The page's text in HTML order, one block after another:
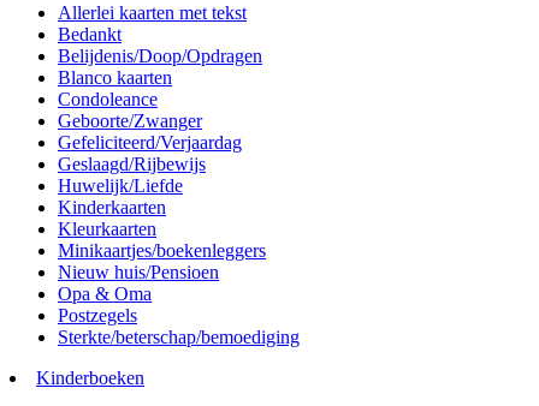
Allerlei kaarten met tekst
Bedankt
Belijdenis/Doop/Opdragen
Blanco kaarten
Condoleance
Geboorte/Zwanger
Gefeliciteerd/Verjaardag
Geslaagd/Rijbewijs
Huwelijk/Liefde
Kinderkaarten
Kleurkaarten
Minikaartjes/boekenleggers
Nieuw huis/Pensioen
Opa & Oma
Postzegels
Sterkte/beterschap/bemoediging
Kinderboeken